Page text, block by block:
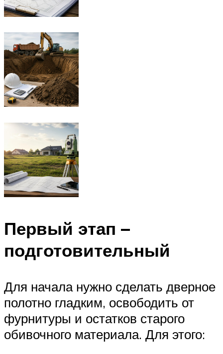
Первый этап –
подготовительный
Для начала нужно сделать дверное
полотно гладким, освободить от
фурнитуры и остатков старого
обивочного материала. Для этого: